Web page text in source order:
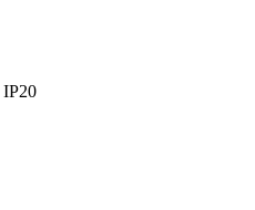
IP20